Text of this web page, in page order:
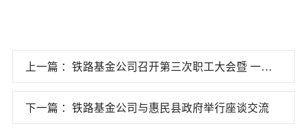
上一篇 ：铁路基金公司召开第三次职工大会暨 一届
下一篇 ：铁路基金公司与惠民县政府举行座谈交流